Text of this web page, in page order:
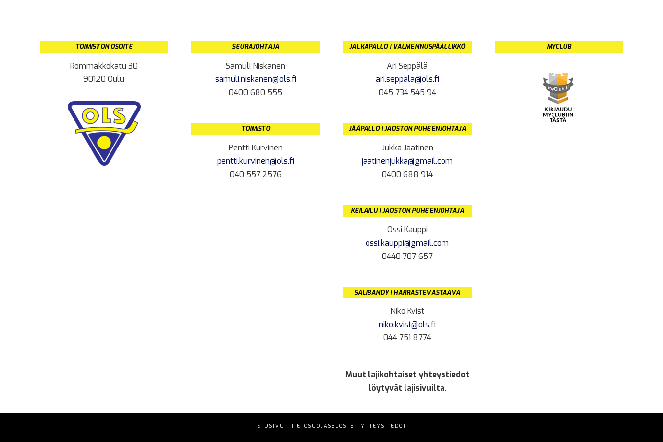
TOIMISTON OSOITE
Rommakkokatu 30
90120 Oulu
SEURAJOHTAJA
Samuli Niskanen
samuli.niskanen@ols.fi
0400 680 555
TOIMISTO
Pentti Kurvinen
pentti.kurvinen@ols.fi
040 557 2576
JALKAPALLO | VALMENNUSPÄÄLLIKKÖ
Ari Seppälä
ari.seppala@ols.fi
045 734 545 94
JÄÄPALLO | JAOSTON PUHEENJOHTAJA
Jukka Jaatinen
jaatinenjukka@gmail.com
0400 688 914
KEILAILU | JAOSTON PUHEENJOHTAJA
Ossi Kauppi
ossi.kauppi@gmail.com
0440 707 657
SALIBANDY | HARRASTEVASTAAVA
Niko Kvist
niko.kvist@ols.fi
044 751 8774
Muut lajikohtaiset yhteystiedot
löytyvät lajisivuilta.
MYCLUB
ETUSIVU TIETOSUOJASELOSTE YHTEYSTIEDOT